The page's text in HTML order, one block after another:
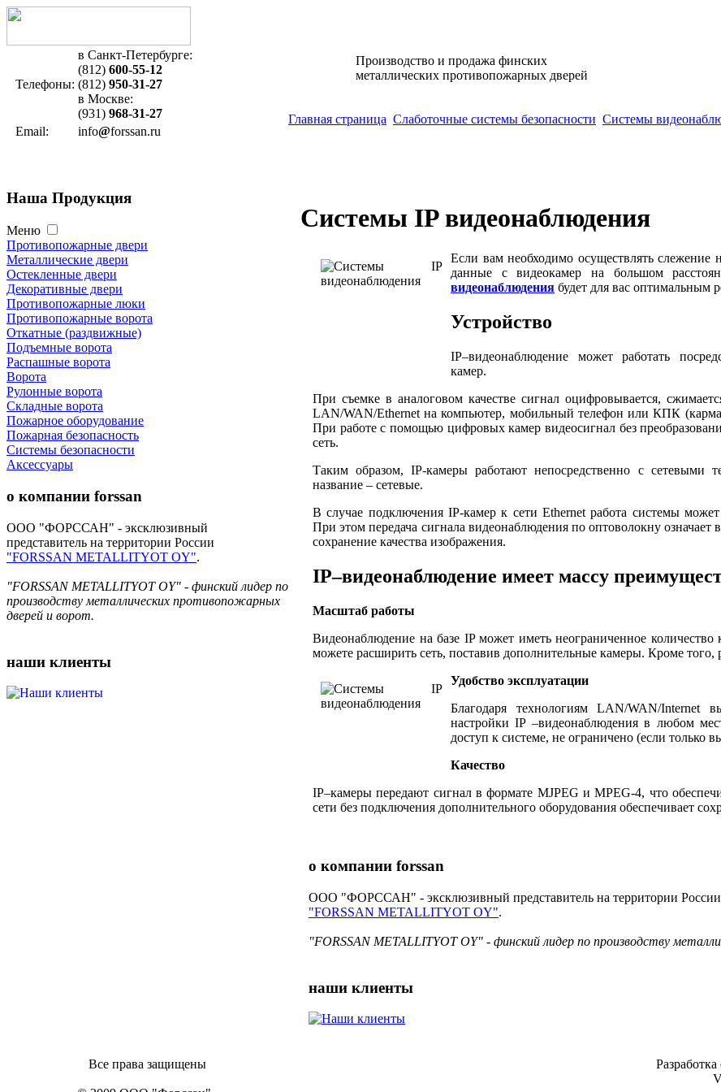
Телефоны:
в Санкт-Петербурге:
(812) 600-55-12
(812) 950-31-27
в Москве:
(931) 968-31-27
Email:
info@forssan.ru
Производство и продажа финских
металлических противопожарных дверей
Главная страница Слаботочные системы безопасности Системы
Наша Продукция
Меню
Противопожарные двери
Металлические двери
Остекленные двери
Декоративные двери
Противопожарные люки
Противопожарные ворота
Откатные (раздвижные)
Подъемные ворота
Распашные ворота
Ворота
Рулонные ворота
Складные ворота
Пожарное оборудование
Пожарная безопасность
Системы безопасности
Аксессуары
о компании forssan
ООО "ФОРССАН" - эксклюзивный
представитель на территории России
"FORSSAN METALLITYOT OY".
"FORSSAN METALLITYOT OY" - финский лидер по
производству металлических противопожарных
дверей и ворот.
наши клиенты
Системы IP видеонаблюдения
Если вам необходимо осуществлять слежение
данные с видеокамер на большом
видеонаблюдения будет для вас оптимальным
Устройство
IP–видеонаблюдение может работать
камер.
При съемке в аналоговом качестве сигнал оцифровывается,
LAN/WAN/Ethernet на компьютер, мобильный телефон или КПК
При работе с помощью цифровых камер видеосигнал без
сеть.
Таким образом, IP-камеры работают непосредственно с сетевыми
название – сетевые.
В случае подключения IP-камер к сети Ethernet работа системы может
При этом передача сигнала видеонаблюдения по оптоволокну означает
сохранение качества изображения.
IP–видеонаблюдение имеет массу
Масштаб работы
Видеонаблюдение на базе IP может иметь неограниченное
можете расширить сеть, поставив дополнительные камеры. Кроме
Удобство эксплуатации
Благодаря технологиям LAN/WAN/Internet
настройки IP –видеонаблюдения в любом
доступ к системе, не ограничено (если только
Качество
IP–камеры передают сигнал в формате MJPEG и MPEG-4, что
сети без подключения дополнительного оборудования обеспечивает
о компании forssan
ООО "ФОРССАН" - эксклюзивный представитель на территории России
"FORSSAN METALLITYOT OY".
"FORSSAN METALLITYOT OY" - финский лидер по производству
наши клиенты
Все права защищены